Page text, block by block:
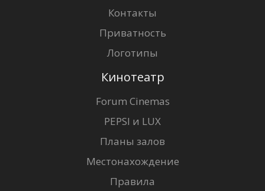
Контакты
Приватность
Логотипы
Кинотеатр
Forum Cinemas
PEPSI и LUX
Планы залов
Местонахождение
Правила